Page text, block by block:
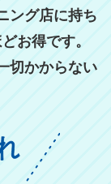
ング店に持ち
お得です。
切かからない